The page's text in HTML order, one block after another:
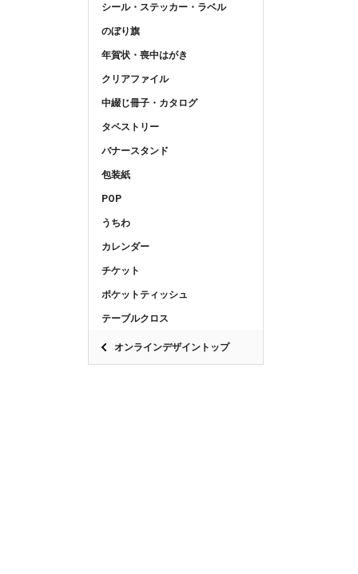
シール・ステッカー・ラベル
のぼり旗
年賀状・喪中はがき
クリアファイル
中綴じ冊子・カタログ
タペストリー
バナースタンド
包装紙
POP
うちわ
カレンダー
チケット
ポケットティッシュ
テーブルクロス
オンラインデザイントップ